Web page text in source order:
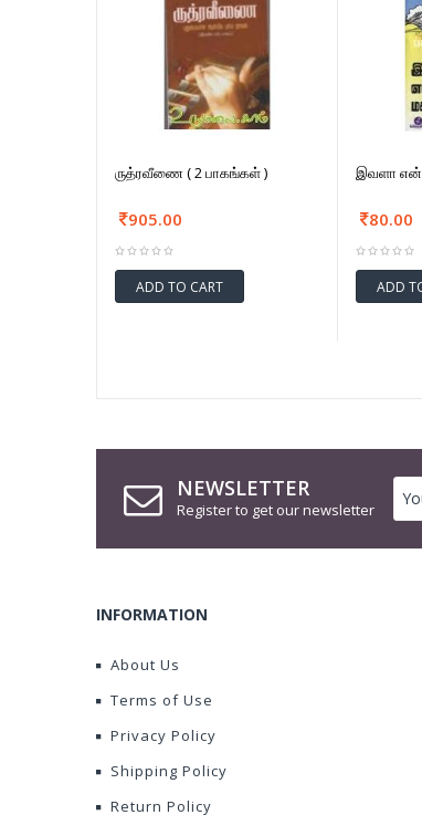
ருத்ரவீணை ( 2 பாகங்கள் )
905.00
ADD TO CART
இவளா
80.00
ADD
NEWSLETTER
Register to get our newsletter
INFORMATION
About Us
Terms of Use
Privacy Policy
Shipping Policy
Return Policy